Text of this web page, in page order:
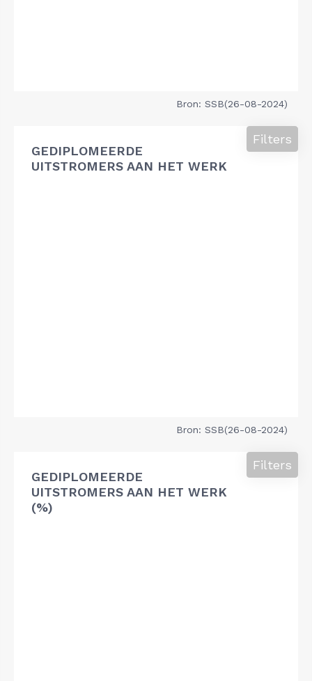
Bron: SSB(26-08-2024)
GEDIPLOMEERDE
UITSTROMERS AAN HET WERK
Filters
Bron: SSB(26-08-2024)
GEDIPLOMEERDE
UITSTROMERS AAN HET WERK
(%)
Filters